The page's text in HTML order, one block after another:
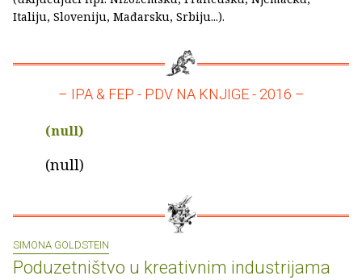
Italiju, Sloveniju, Mađarsku, Srbiju...).
– IPA & FEP - PDV NA KNJIGE - 2016 –
(null)
(null)
SIMONA GOLDSTEIN
Poduzetništvo u kreativnim industrijama